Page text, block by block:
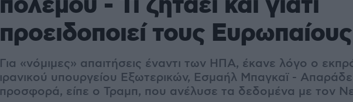
προειδοποιεί τους Ευρωπαίους
Για «νόμιμες» απαιτήσεις έναντι των ΗΠΑ, έκανε λόγο ο
ιρανικού υπουργείου Εξωτερικών, Εσμαήλ Μπαγκαϊ -
προσφορά, είπε ο Τραμπ, που ανέλυσε τα δεδομένα με τον